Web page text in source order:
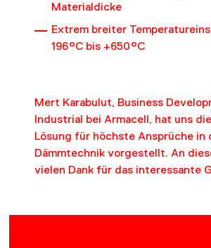
Materialdicke
Extrem breiter
196 °C bis +650 °C
Mert Karabulut, Business
Industrial bei Armacell, hat uns
Lösung für höchste Ansprüche in
Dämmtechnik vorgestellt. An
vielen Dank für das interessante